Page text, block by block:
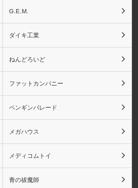
嘴平伊之助
富岡義勇
G.E.M.
ダイキ工業
ねんどろいど
ファットカンパニー
ペンギンパレード
メガハウス
メディコムトイ
青の祓魔師